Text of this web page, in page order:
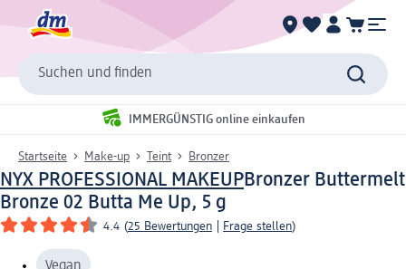
Suchen und finden
IMMERGÜNSTIG online einkaufen
Startseite Make-up Teint Bronzer
NYX PROFESSIONAL MAKEUPBronzer Buttermelt
Bronze 02 Butta Me Up, 5 g
4.4 (25 Bewertungen Frage stellen)
Vegan